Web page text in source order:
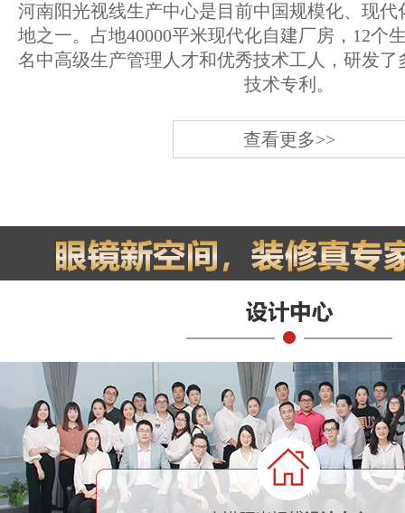
河南阳光视线生产中心是目前中国规模化、现代
地之一。占地40000平米现代化自建厂房，12个
名中高级生产管理人才和优秀技术工人，研发了
技术专利。
查看更多>>